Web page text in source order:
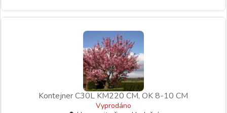
Kontejner C30L KM220 CM, OK 8-10 CM
Vyprodáno